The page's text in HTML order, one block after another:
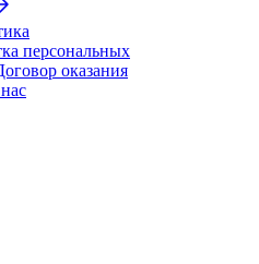
персональных
оказания